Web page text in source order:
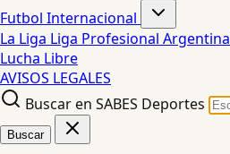
Futbol Internacional
La Liga Liga Profesional Argentina
Lucha Libre
AVISOS LEGALES
Buscar en SABES Deportes
Buscar